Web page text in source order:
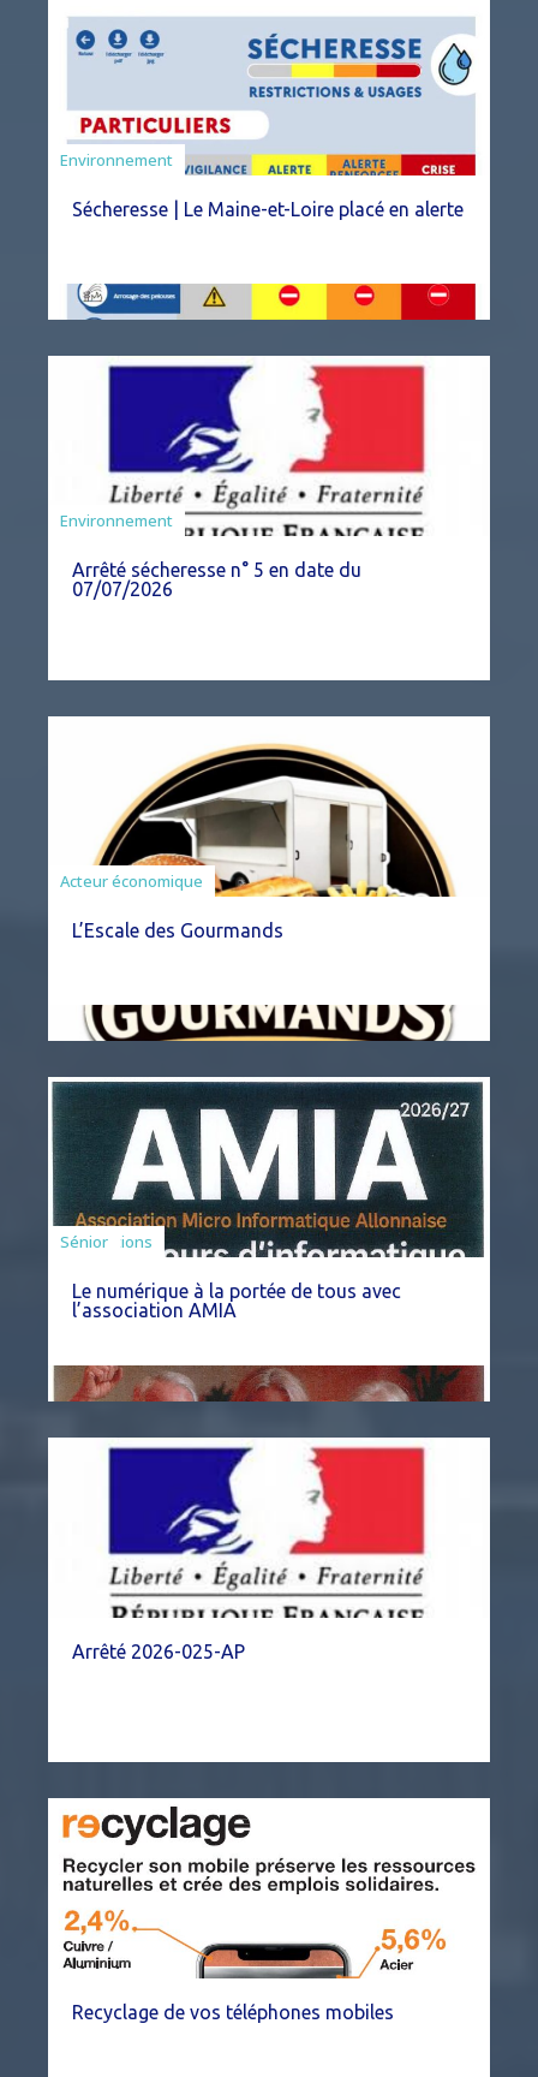
Environnement
Sécheresse | Le Maine-et-Loire placé en alerte
Agriculture
Environnement
Arrêté sécheresse n° 5 en date du
07/07/2026
Acteur économique
L’Escale des Gourmands
Associations
Sénior
Le numérique à la portée de tous avec
l’association AMIA
Arrêté 2026-025-AP
Recyclage de vos téléphones mobiles